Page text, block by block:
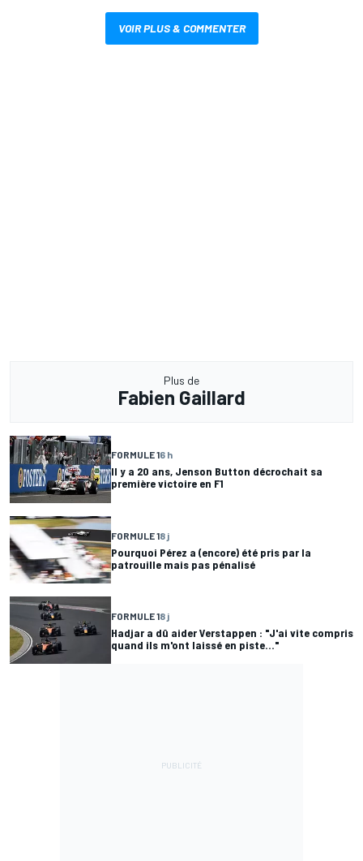
VOIR PLUS & COMMENTER
Plus de
Fabien Gaillard
FORMULE 16 h
Il y a 20 ans, Jenson Button décrochait sa
première victoire en F1
FORMULE 18 j
Pourquoi Pérez a (encore) été pris par la
patrouille mais pas pénalisé
FORMULE 18 j
Hadjar a dû aider Verstappen : "J'ai vite compris
quand ils m'ont laissé en piste..."